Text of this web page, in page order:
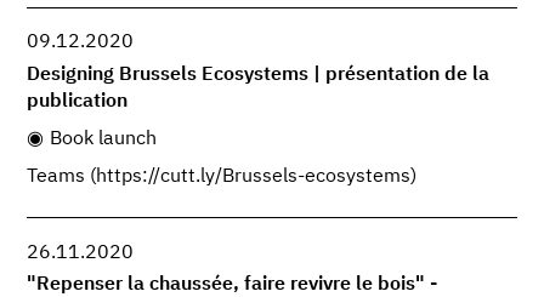
09.12.2020
Designing Brussels Ecosystems | présentation de la
publication
Book launch
Teams (https://cutt.ly/Brussels-ecosystems)
26.11.2020
"Repenser la chaussée, faire revivre le bois" -